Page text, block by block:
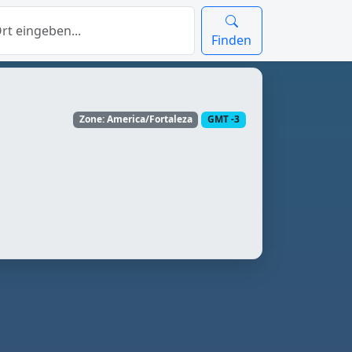
Finden
Zone: America/Fortaleza GMT -3